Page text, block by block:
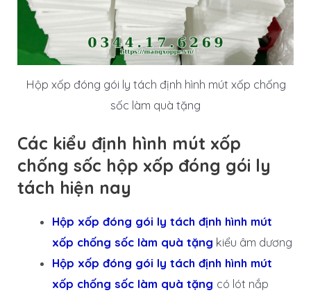
Hộp xốp đóng gói ly tách định hình mút xốp chống
sốc làm quà tặng
Các kiểu định hình mút xốp
chống sốc hộp xốp đóng gói ly
tách hiện nay
Hộp xốp đóng gói ly tách định hình mút
xốp chống sốc làm quà tặng kiểu âm dương
Hộp xốp đóng gói ly tách định hình mút
xốp chống sốc làm quà tặng có lót nắp